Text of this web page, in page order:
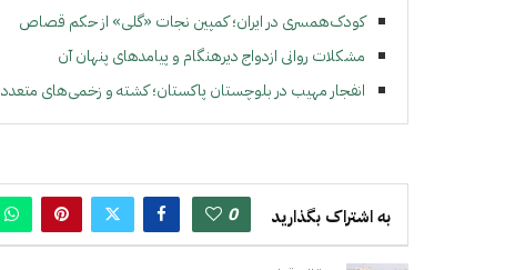
کودک‌همسری در ایران؛ کمپین نجات «گلی» از حکم قصاص
مشکلات روانی ازدواج دیرهنگام و پیامدهای پنهان آن
انفجار مهیب در بلوچستان پاکستان؛ کشته و زخمی‌های متعدد
به اشتراک بگذارید 0